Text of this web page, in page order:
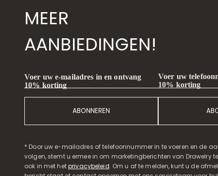
MEER
AANBIEDINGEN!
Voer uw e-mailadres in en ontvang
10% korting
ABONNEREN
Voer uw
10% korting
* Door uw e-mailadres of telefoonnummer in te voeren en de
volgen, stemt u ermee in om marketingberichten van Drawelry
ook in met hetprivacybeleid. Om u af te melden, kunt u de